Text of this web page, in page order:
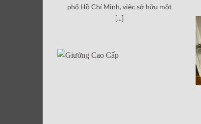
phố Hồ Chí Minh, việc sở hữu một
[...]